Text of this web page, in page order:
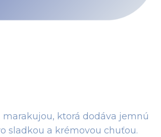
ktorá dodáva jemnú
sladkou a krémovou chuťou.